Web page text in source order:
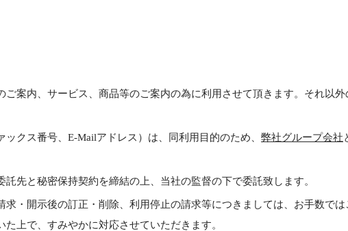
案内、サービス、商品等のご案内の為に利用させて頂きます。それ以
クス番号、E-Mailアドレス）は、同利用目的のため、 弊社グループ会社
先と秘密保持契約を締結の上、当社の監督の下で委託致します。
・開示後の訂正・削除、利用停止の請求等につきましては、お手数で
上で、すみやかに対応させていただきます。